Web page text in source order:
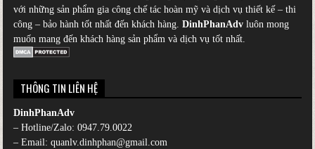
với những sản phẩm gia công chế tác hoàn mỹ và dịch vụ thiết kế – thi
công – bảo hành tốt nhất đến khách hàng.DinhPhanAdv luôn mong
muốn mang đến khách hàng sản phẩm và dịch vụ tốt nhất.
THÔNG TIN LIÊN HỆ
DinhPhanAdv
– Hotline/Zalo:0947.79.0022
– Email: quanlv.dinhphan@gmail.com